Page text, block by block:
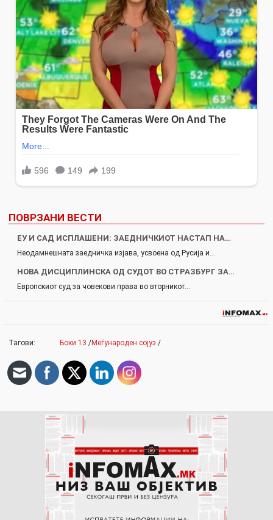
ПОВРЗАНИ ВЕСТИ
ЕУ И САД ИСПЛАШЕНИ: ЗАЕДНИЧКИОТ НАСТАП НА…
Неодамнешната заедничка изјава, усвоена од Русија и…
НОВА ДИСЦИПЛИНСКА ОД СУДОТ ВО СТРАЗБУРГ ЗА…
Европскиот суд за човекови права во вторникот…
Тагови: Боки 13 /Меѓународен сојуз /